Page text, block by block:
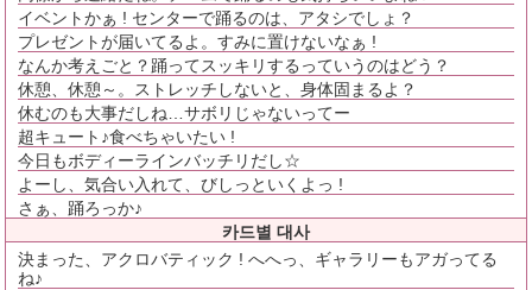
イベントかぁ ! センターで踊るのは、アタシでしょ？
プレゼントが届いてるよ。すみに置けないなぁ !
なんか考えごと？踊ってスッキリするっていうのはどう？
休憩、休憩～。ストレッチしないと、身体固まるよ？
休むのも大事だしね…サボリじゃないってー
超キュート♪食べちゃいたい !
今日もボディーラインバッチリだし☆
よーし、気合い入れて、びしっといくよっ !
さぁ、踊ろっか♪
카드별 대사
決まった、アクロバティック ! へへっ、ギャラリーもアガってる
ね♪